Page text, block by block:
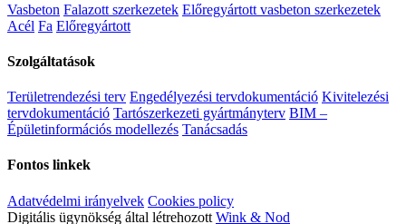
Vasbeton Falazott szerkezetek Előregyártott vasbeton szerkezetek
Acél Fa Előregyártott
Szolgáltatások
Területrendezési terv Engedélyezési tervdokumentáció Kivitelezési
tervdokumentáció Tartószerkezeti gyártmányterv BIM –
Épületinformációs modellezés Tanácsadás
Fontos linkek
Adatvédelmi irányelvek Cookies policy
Digitális ügynökség által létrehozott Wink & Nod